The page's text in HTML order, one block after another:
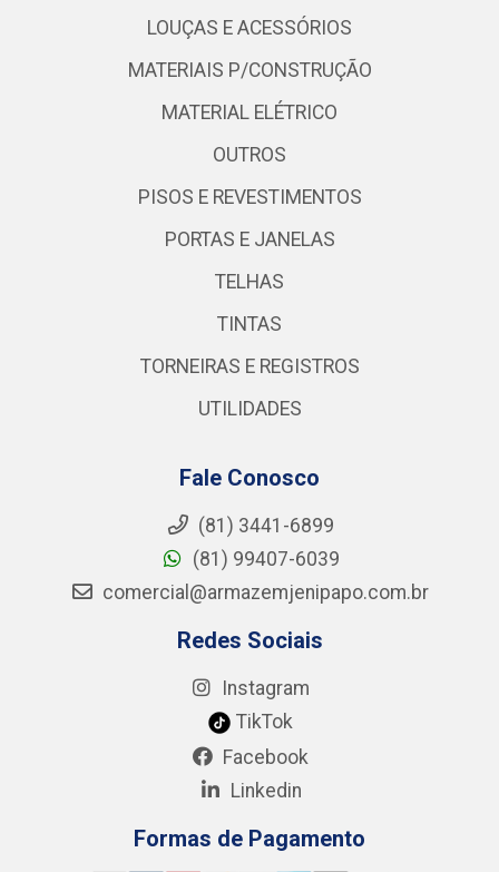
LOUÇAS E ACESSÓRIOS
MATERIAIS P/CONSTRUÇÃO
MATERIAL ELÉTRICO
OUTROS
PISOS E REVESTIMENTOS
PORTAS E JANELAS
TELHAS
TINTAS
TORNEIRAS E REGISTROS
UTILIDADES
Fale Conosco
(81) 3441-6899
(81) 99407-6039
comercial@armazemjenipapo.com.br
Redes Sociais
Instagram
TikTok
Facebook
Linkedin
Formas de Pagamento